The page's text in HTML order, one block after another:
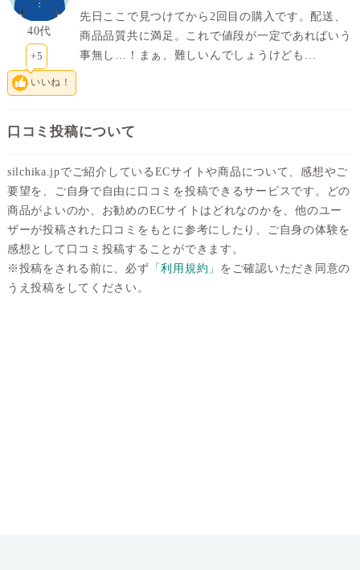
40代
先日ここで見つけてから2回目の購入です。配送、
商品品質共に満足。これで値段が一定であればいう
事無し…！まぁ、難しいんでしょうけども…
いいね！
+5
口コミ投稿について
silchika.jpでご紹介しているECサイトや商品について、感想やご
要望を、ご自身で自由に口コミを投稿できるサービスです。どの
商品がよいのか、お勧めのECサイトはどれなのかを、他のユー
ザーが投稿された口コミをもとに参考にしたり、ご自身の体験を
感想として口コミ投稿することができます。
※投稿をされる前に、必ず 「利用規約」 をご確認いただき同意の
うえ投稿をしてください。